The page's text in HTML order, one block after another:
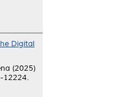
Digital
(2025)
12224.